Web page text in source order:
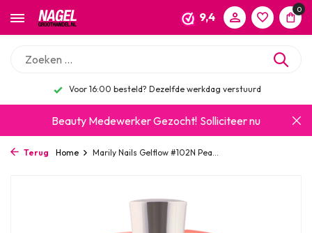
9,4
0
Voor 16:00 besteld? Dezelfde werkdag verstuurd
Beauty Medewerker Gezocht! Solliciteer nu
Terug Home Marily Nails Gelflow #102N Pea...